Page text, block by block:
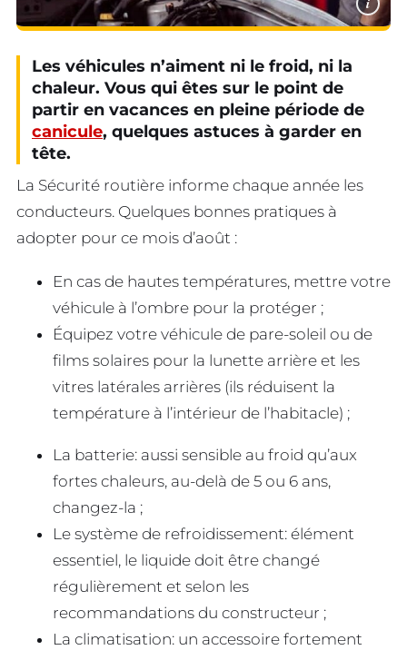
Les véhicules n’aiment ni le froid, ni la
chaleur. Vous qui êtes sur le point de
partir en vacances en pleine période de
canicule, quelques astuces à garder en
tête.
La Sécurité routière informe chaque année les
conducteurs. Quelques bonnes pratiques à
adopter pour ce mois d’août :
En cas de hautes températures, mettre votre
véhicule à l’ombre pour la protéger ;
Équipez votre véhicule de pare-soleil ou de
films solaires pour la lunette arrière et les
vitres latérales arrières (ils réduisent la
température à l’intérieur de l’habitacle) ;
La batterie: aussi sensible au froid qu’aux
fortes chaleurs, au-delà de 5 ou 6 ans,
changez-la ;
Le système de refroidissement: élément
essentiel, le liquide doit être changé
régulièrement et selon les
recommandations du constructeur ;
La climatisation: un accessoire fortement